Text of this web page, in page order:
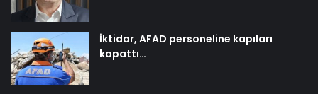
İktidar, AFAD personeline kapıları
kapattı…